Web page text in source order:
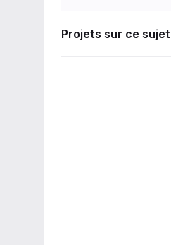
Projets sur ce sujet